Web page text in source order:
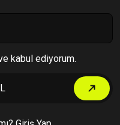
kabul ediyorum.